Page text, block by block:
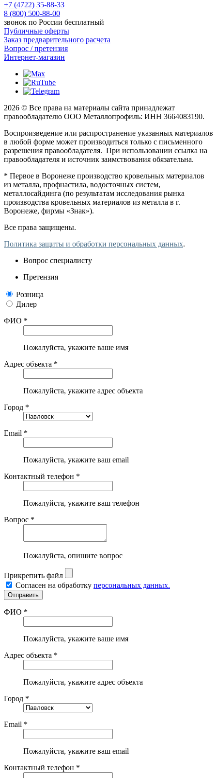
+7 (4722) 35-88-33
8 (800) 500-88-00
звонок по России бесплатный
Публичные оферты
Заказ предварительного расчета
Вопрос / претензия
Интернет-магазин
2026 © Все права на материалы сайта принадлежат
правообладателю ООО Металлопрофиль: ИНН 3664083190.
Воспроизведение или распространение указанных материалов
в любой форме может производиться только с письменного
разрешения правообладателя. При использовании ссылка на
правообладателя и источник заимствования обязательна.
* Первое в Воронеже производство кровельных материалов
из металла, профнастила, водосточных систем,
металлосайдинга (по результатам исследования рынка
производства кровельных материалов из металла в г.
Воронеже, фирмы «Знак»).
Все права защищены.
Политика защиты и обработки персональных данных.
Вопрос специалисту
Претензия
Розница
Дилер
ФИО *
Пожалуйста, укажите ваше имя
Адрес объекта *
Пожалуйста, укажите адрес объекта
Город *
Email *
Пожалуйста, укажите ваш email
Контактный телефон *
Пожалуйста, укажите ваш телефон
Вопрос *
Пожалуйста, опишите вопрос
Прикрепить файл
Согласен на обработку персональных данных.
ФИО *
Пожалуйста, укажите ваше имя
Адрес объекта *
Пожалуйста, укажите адрес объекта
Город *
Email *
Пожалуйста, укажите ваш email
Контактный телефон *